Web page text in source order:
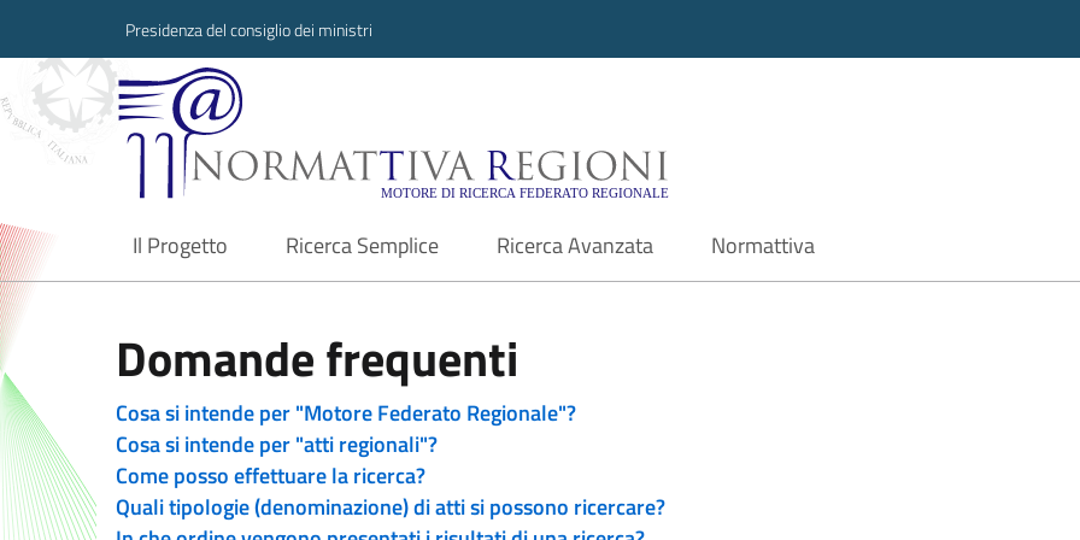
Presidenza del consiglio dei ministri
Normattiva Regioni - Motore di ricerca
Il Progetto
current Ricerca Semplice Ricerca Avanzata Normattiva
Domande frequenti
Cosa si intende per "Motore Federato Regionale"?
Cosa si intende per "atti regionali"?
Come posso effettuare la ricerca?
Quali tipologie (denominazione) di atti si possono ricercare?